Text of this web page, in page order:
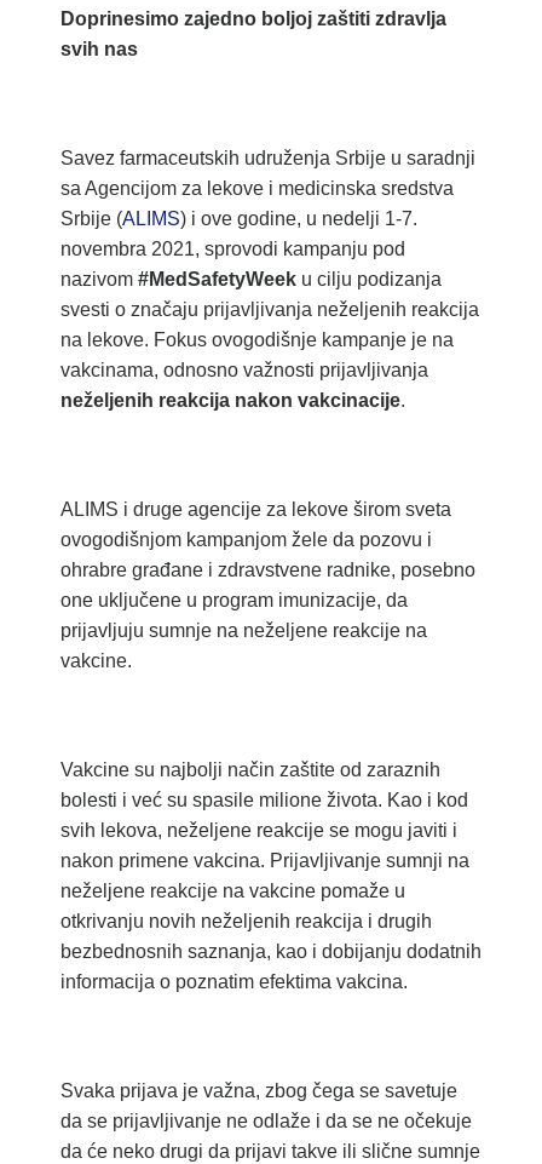
Doprinesimo zajedno boljoj zaštiti zdravlja
svih nas
Savez farmaceutskih udruženja Srbije u saradnji
sa Agencijom za lekove i medicinska sredstva
Srbije (ALIMS) i ove godine, u nedelji 1-7.
novembra 2021, sprovodi kampanju pod
nazivom #MedSafetyWeek u cilju podizanja
svesti o značaju prijavljivanja neželjenih reakcija
na lekove. Fokus ovogodišnje kampanje je na
vakcinama, odnosno važnosti prijavljivanja
neželjenih reakcija nakon vakcinacije.
ALIMS i druge agencije za lekove širom sveta
ovogodišnjom kampanjom žele da pozovu i
ohrabre građane i zdravstvene radnike, posebno
one uključene u program imunizacije, da
prijavljuju sumnje na neželjene reakcije na
vakcine.
Vakcine su najbolji način zaštite od zaraznih
bolesti i već su spasile milione života. Kao i kod
svih lekova, neželjene reakcije se mogu javiti i
nakon primene vakcina. Prijavljivanje sumnji na
neželjene reakcije na vakcine pomaže u
otkrivanju novih neželjenih reakcija i drugih
bezbednosnih saznanja, kao i dobijanju dodatnih
informacija o poznatim efektima vakcina.
Svaka prijava je važna, zbog čega se savetuje
da se prijavljivanje ne odlaže i da se ne očekuje
da će neko drugi da prijavi takve ili slične sumnje